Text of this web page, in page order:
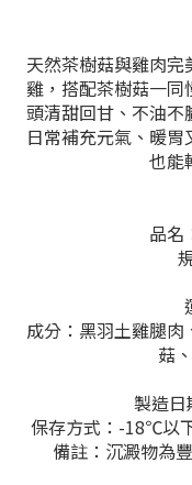
天然茶樹菇與雞肉
雞，搭配茶樹菇一
頭清甜回甘、不油
日常補充元氣、暖
也能
品名
成分：黑羽土雞腿
菇
製造日
保存方式：-18℃以
備註：沉澱物為